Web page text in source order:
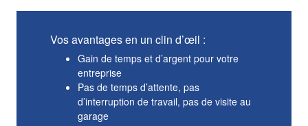
Vos avantages en un clin d’œil :
Gain de temps et d’argent pour votre
entreprise
Pas de temps d’attente, pas
d’interruption de travail, pas de visite au
garage